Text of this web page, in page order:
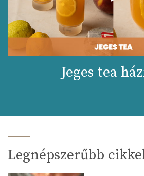
Jeges tea
Legnépszerűbb